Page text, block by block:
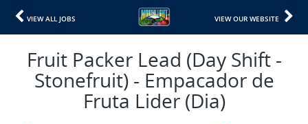
VIEW ALL JOBS VIEW OUR WEBSITE
Fruit Packer Lead (Day Shift -
Stonefruit) - Empacador de
Fruta Lider (Dia)